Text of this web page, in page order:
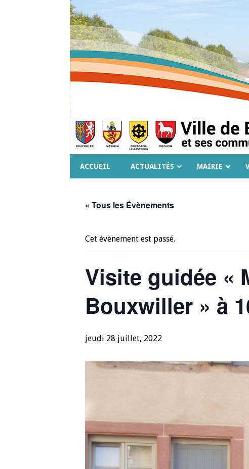
ACCUEIL ACTUALITÉS MAIRIE
« Tous les Évènements
Cet évènement est passé.
Visite guidée «
Bouxwiller » à
jeudi 28 juillet, 2022